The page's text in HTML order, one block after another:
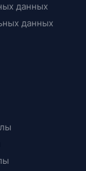
данных
данных